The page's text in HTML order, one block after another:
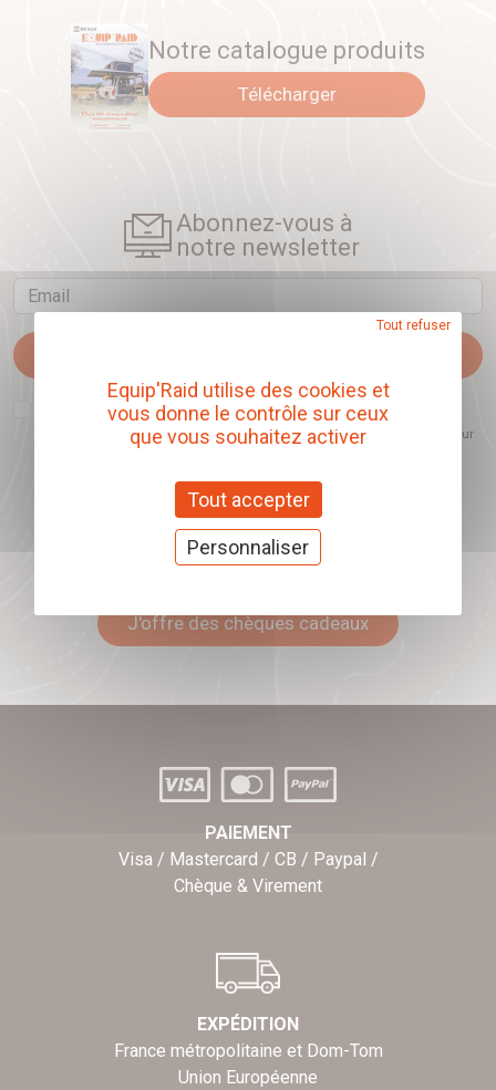
Notre catalogue produits
Télécharger
Abonnez-vous à
notre newsletter
Email
J'accepte que l'ouverture des newsletters soit mesurée, afin de mieux
comprendre les sujets qui m'intéressent et d'améliorer les contenus
proposés. Ce choix est modifiable à tout moment et reste sans incidence sur
Offrez nos chèques
J'offre des chèques cadeaux
PAIEMENT
Visa / Mastercard / CB / Paypal /
Chèque & Virement
EXPÉDITION
France métropolitaine et Dom-Tom
Union Européenne
Equip'Raid utilise des cookies et
vous donne le contrôle sur ceux
que vous souhaitez activer
Tout accepter
Tout refuser
Personnaliser